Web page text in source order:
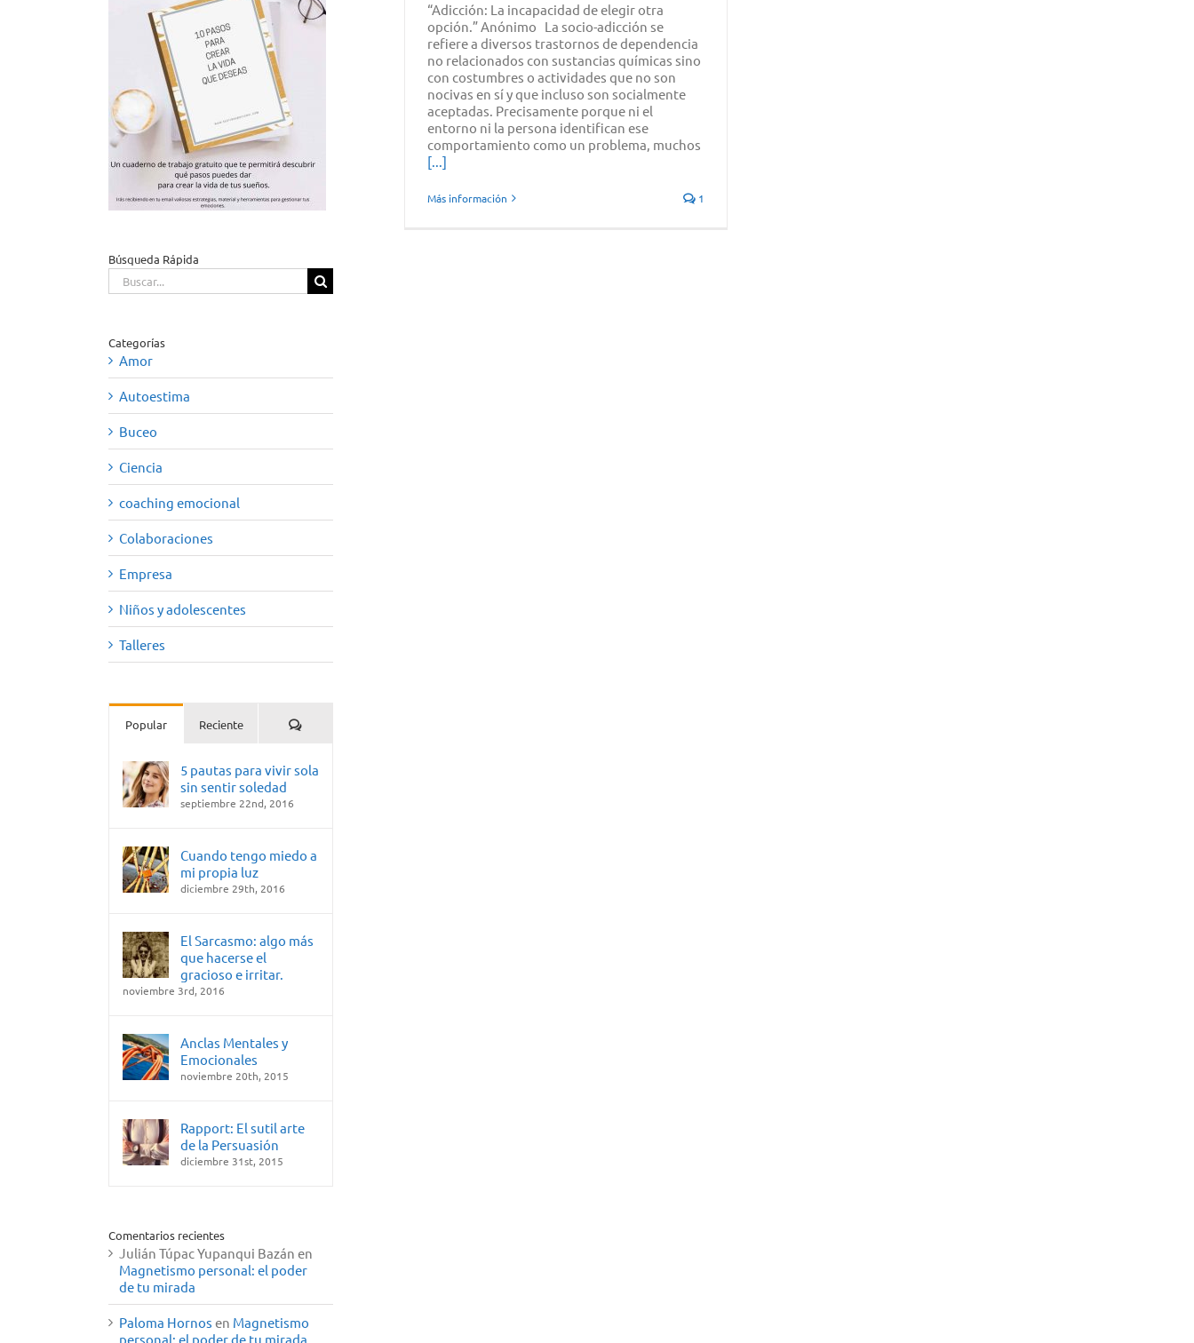
“Adicción: La incapacidad de elegir otra
opción.” Anónimo La socio-adicción se
refiere a diversos trastornos de dependencia
no relacionados con sustancias químicas sino
con costumbres o actividades que no son
nocivas en sí y que incluso son socialmente
aceptadas. Precisamente porque ni el
entorno ni la persona identifican ese
comportamiento como un problema, muchos
[...]
Más información 1
Búsqueda Rápida
Buscar:
Categorías
Amor
Autoestima
Buceo
Ciencia
coaching emocional
Colaboraciones
Empresa
Niños y adolescentes
Talleres
Popular Reciente Comentarios
5 pautas para vivir sola
sin sentir soledad
septiembre 22nd, 2016
Cuando tengo miedo a
mi propia luz
diciembre 29th, 2016
El Sarcasmo: algo más
que hacerse el
gracioso e irritar.
noviembre 3rd, 2016
Anclas Mentales y
Emocionales
noviembre 20th, 2015
Rapport: El sutil arte
de la Persuasión
diciembre 31st, 2015
Comentarios recientes
Julián Túpac Yupanqui Bazán en
Magnetismo personal: el poder
de tu mirada
Paloma Hornos en Magnetismo
personal: el poder de tu mirada